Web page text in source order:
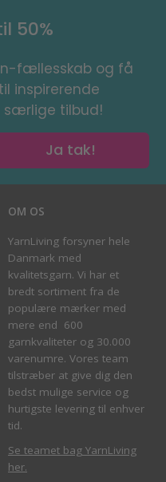
50%
fællesskab og få
inspirerende
særlige tilbud!
Ja tak!
OM OS
YarnLiving forsyner hele
Danmark med
kvalitetsgarn. Vi har et
bredt sortiment fra de
populære mærker med
mere end 600
garnkvaliteter og 30.000
varenumre. Vores team
tilstræber at give dig den
bedst mulige service og
hurtigste levering til enhver
tid.
Se teamet bag YarnLiving
her.